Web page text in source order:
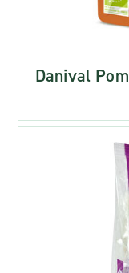
Danival